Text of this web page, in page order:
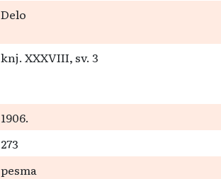
Delo
knj. XXXVIII, sv. 3
1906.
273
pesma